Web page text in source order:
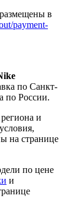
в
payment-
по Санкт-
по России.
и
на странице
по цене
и